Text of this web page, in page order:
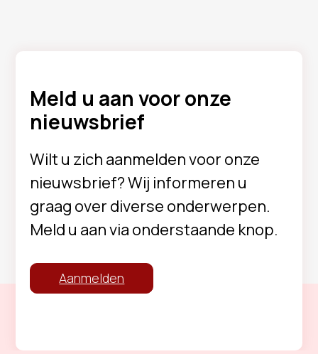
Meld u aan voor onze
nieuwsbrief
Wilt u zich aanmelden voor onze
nieuwsbrief? Wij informeren u
graag over diverse onderwerpen.
Meld u aan via onderstaande knop.
Aanmelden